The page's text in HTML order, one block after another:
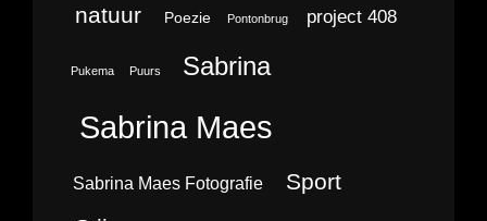
natuur Poezie Pontonbrug project 408
Pukema Puurs Sabrina
Sabrina Maes
Sabrina Maes Fotografie Sport